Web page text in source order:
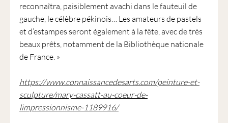
reconnaîtra, paisiblement avachi dans le fauteuil de
gauche, le célèbre pékinois… Les amateurs de pastels
et d’estampes seront également à la fête, avec de très
beaux prêts, notamment de la Bibliothèque nationale
de France. »
https://www.connaissancedesarts.com/peinture-et-
sculpture/mary-cassatt-au-coeur-de-
limpressionnisme-1189916/